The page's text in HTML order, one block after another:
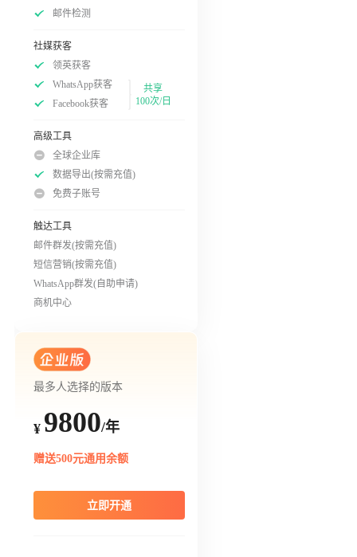
邮件检测
社媒获客
领英获客
WhatsApp获客
Facebook获客
共享
100次/日
高级工具
全球企业库
数据导出(按需充值)
免费子账号
触达工具
邮件群发(按需充值)
短信营销(按需充值)
WhatsApp群发(自助申请)
商机中心
最多人选择的版本
¥ 9800/年
赠送500元通用余额
立即开通